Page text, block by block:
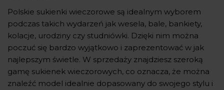
Polskie sukienki wieczorowe są idealnym wyborem
podczas takich wydarzeń jak wesela, bale, bankiety,
kolacje, urodziny czy studniówki. Dzięki nim można
poczuć się bardzo wyjątkowo i zaprezentować w jak
najlepszym świetle. W sprzedaży znajdziesz szeroką
gamę sukienek wieczorowych, co oznacza, że można
znaleźć model idealnie dopasowany do swojego stylu i